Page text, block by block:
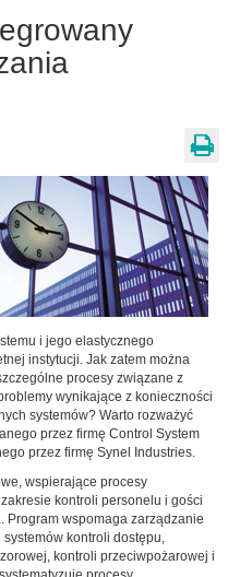
i jego elastycznego
instytucji. Jak zatem można
procesy związane z
wynikające z konieczności
systemów? Warto rozważyć
przez firmę Control System
przez firmę Synel Industries.
wspierające procesy
kontroli personelu i gości
Program wspomaga zarządzanie
kontroli dostępu,
kontroli przeciwpożarowej i